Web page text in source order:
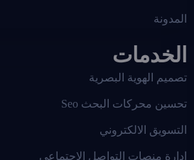
المدونة
الخدمات
تصميم الهوية البصرية
تحسين محركات البحث Seo
التسويق الالكتروني
إدارة منصات التواصل الاجتماعي